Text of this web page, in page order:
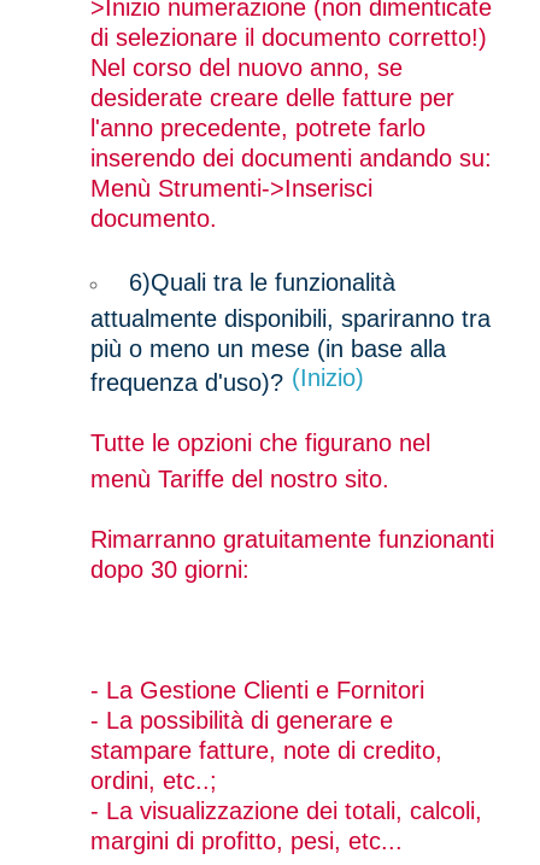
di selezionare il documento corretto!)
Nel corso del nuovo anno, se
desiderate creare delle fatture per
l'anno precedente, potrete farlo
inserendo dei documenti andando su:
Menù Strumenti->Inserisci
documento.
6)Quali tra le funzionalità
attualmente disponibili, spariranno tra
più o meno un mese (in base alla
frequenza d'uso)? (Inizio)
Tutte le opzioni che figurano nel
menù Tariffe del nostro sito.
Rimarranno gratuitamente funzionanti
dopo 30 giorni:
- La Gestione Clienti e Fornitori
- La possibilità di generare e
stampare fatture, note di credito,
ordini, etc..;
- La visualizzazione dei totali, calcoli,
margini di profitto, pesi, etc...